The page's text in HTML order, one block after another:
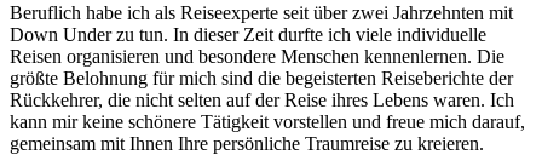
Beruflich habe ich als Reiseexperte seit über zwei Jahrzehnten mit
Down Under zu tun. In dieser Zeit durfte ich viele individuelle
Reisen organisieren und besondere Menschen kennenlernen. Die
größte Belohnung für mich sind die begeisterten Reiseberichte der
Rückkehrer, die nicht selten auf der Reise ihres Lebens waren. Ich
kann mir keine schönere Tätigkeit vorstellen und freue mich darauf,
gemeinsam mit Ihnen Ihre persönliche Traumreise zu kreieren.